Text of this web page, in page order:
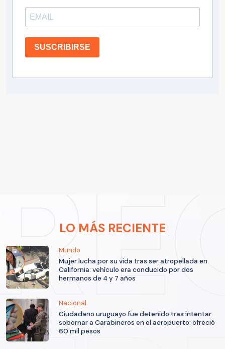
SUSCRIBIRSE
LO MÁS RECIENTE
Mundo
Mujer lucha por su vida tras ser atropellada en
California: vehículo era conducido por dos
hermanos de 4 y 7 años
Nacional
Ciudadano uruguayo fue detenido tras intentar
sobornar a Carabineros en el aeropuerto: ofreció
60 mil pesos